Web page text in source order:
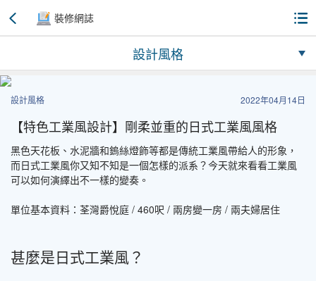
裝修網誌
設計風格
設計風格 2022年04月14日
【特色工業風設計】剛柔並重的日式工業風風格
黑色天花板、水泥牆和鎢絲燈飾等都是傳統工業風帶給人的形象，
而日式工業風你又知不知是一個怎樣的派系？今天就來看看工業風
可以如何演繹出不一樣的變奏。
單位基本資料：荃灣爵悅庭 / 460呎 / 兩房變一房 / 兩夫婦居住
甚麼是日式工業風？